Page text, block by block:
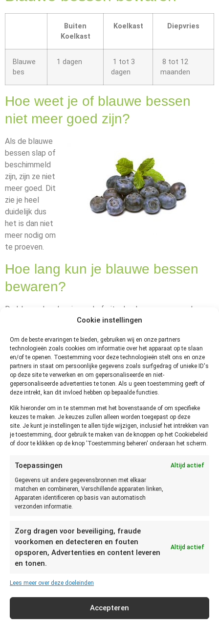
Cookie instellingen
Om de beste ervaringen te bieden, gebruiken wij en onze partners
technologieën zoals cookies om informatie over het apparaat op te slaan
en/of te openen. Toestemming voor deze technologieën stelt ons en onze
partners in staat om persoonlijke gegevens zoals surfgedrag of unieke ID's
op deze site te verwerken en om gepersonaliseerde en niet-
gepersonaliseerde advertenties te tonen. Als u geen toestemming geeft of
deze intrekt, kan dit invloed hebben op bepaalde functies.
Klik hieronder om in te stemmen met het bovenstaande of om specifieke
keuzes te maken. Je keuzes zullen alleen worden toegepast op deze
site. Je kunt je instellingen te allen tijde wijzigen, inclusief het intrekken van
je toestemming, door gebruik te maken van de knoppen op het Cookiebeleid
of door te klikken op de knop 'Toestemming beheren' onderaan het scherm.
Toepassingen Altijd actief
Gegevens uit andere gegevensbronnen met elkaar
matchen en combineren, Verschillende apparaten linken,
Apparaten identificeren op basis van automatisch
verzonden informatie.
Zorg dragen voor beveiliging, fraude
voorkomen en detecteren en fouten
opsporen, Advertenties en content leveren
en tonen.
Altijd actief
Lees meer over deze doeleinden
Accepteren
Buiten
Koelkast
Koelkast Diepvries
Blauwe
bes
1 dagen
1 tot 3
dagen
8 tot 12
maanden
Hoe weet je of blauwe bessen
niet meer goed zijn?
Als de blauwe
bessen slap of
beschimmeld
zijn, zijn ze niet
meer goed. Dit
zie je heel
duidelijk dus
het is dan niet
meer nodig om
te proeven.
Hoe lang kun je blauwe bessen
bewaren?
De blauwe bes kan je op de fruitschaal ongeveer een dag
bewaren. Zorg ervoor dat ze niet vochtig worden, dan
Daarvoor kan je ze het beste in een papieren zak bewaren. Of
leg er een vel keukenpapier onder.
Blauwe bessen in de koelkast bewaren doe je zo’n 3 dagen.
Ook dan geldt dat je goed moet zorgen dat ze niet vochtig
worden. Bewaar ze in een papieren zak of leg er een vel
keukenpapier onder.
Blauwe bessen invriezen
ongeveer 8 tot 12 maanden houdbaar. Het is wel belangrijk
dat je ze los van elkaar invriest. Anders gaan ze aan elkaar
plakken. Dat is niet erg als je er jam of iets van wilt maken.
Je vriest blauwe bessen los in door ze plat op een bord te
bevroren en kan je ze bij elkaar bewaren. Kies dan voor een
goed diepvrieszakje of bakje.
Andere bessen